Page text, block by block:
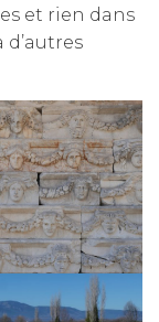
et rien dans
d’autres